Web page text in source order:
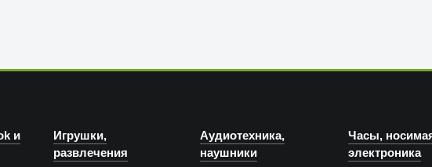
и
Игрушки,
развлечения
Аудиотехника,
наушники
Часы,
электроника